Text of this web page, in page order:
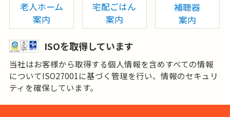
老人ホーム
案内
宅配ごはん
案内
補聴器
案内
ISOを取得しています
当社はお客様から取得する個人情報を含めすべての情報
についてISO27001に基づく管理を行い、情報のセキュリ
ティを確保しています。